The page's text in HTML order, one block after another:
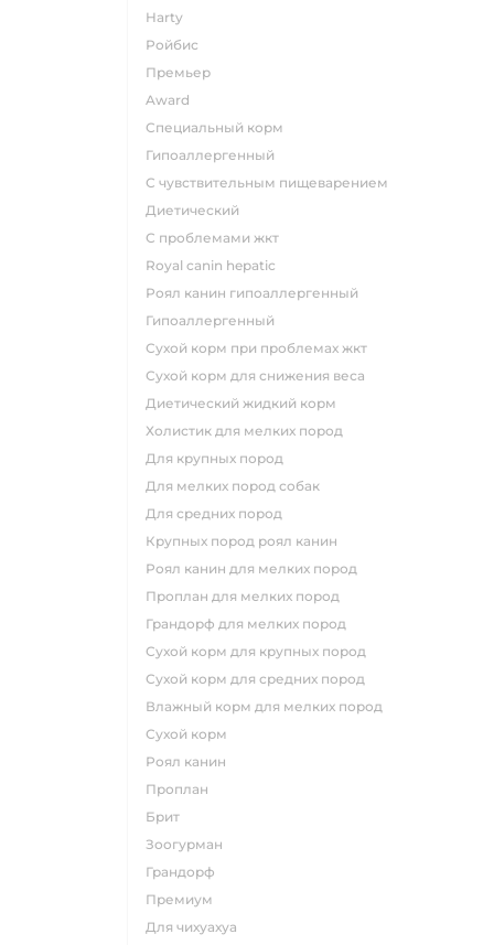
harty
ройбис
премьер
award
специальный корм
гипоаллергенный
с чувствительным пищеварением
диетический
с проблемами жкт
royal canin hepatic
роял канин гипоаллергенный
гипоаллергенный
сухой корм при проблемах жкт
сухой корм для снижения веса
диетический жидкий корм
холистик для мелких пород
для крупных пород
для мелких пород собак
для средних пород
крупных пород роял канин
роял канин для мелких пород
проплан для мелких пород
грандорф для мелких пород
сухой корм для крупных пород
сухой корм для средних пород
влажный корм для мелких пород
сухой корм
роял канин
проплан
брит
зоогурман
грандорф
премиум
для чихуахуа